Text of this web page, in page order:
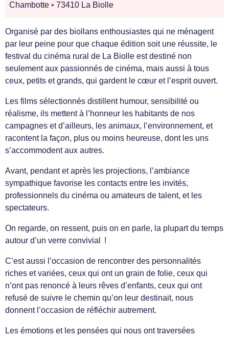
Chambotte • 73410 La Biolle
Organisé par des biollans enthousiastes qui ne ménagent
par leur peine pour que chaque édition soit une réussite, le
festival du cinéma rural de La Biolle est destiné non
seulement aux passionnés de cinéma, mais aussi à tous
ceux, petits et grands, qui gardent le cœur et l’esprit ouvert.
Les films sélectionnés distillent humour, sensibilité ou
réalisme, ils mettent à l’honneur les habitants de nos
campagnes et d’ailleurs, les animaux, l’environnement, et
racontent la façon, plus ou moins heureuse, dont les uns
s’accommodent aux autres.
Avant, pendant et après les projections, l’ambiance
sympathique favorise les contacts entre les invités,
professionnels du cinéma ou amateurs de talent, et les
spectateurs.
On regarde, on ressent, puis on en parle, la plupart du temps
autour d’un verre convivial !
C’est aussi l’occasion de rencontrer des personnalités
riches et variées, ceux qui ont un grain de folie, ceux qui
n’ont pas renoncé à leurs rêves d’enfants, ceux qui ont
refusé de suivre le chemin qu’on leur destinait, nous
donnent l’occasion de réfléchir autrement.
Les émotions et les pensées qui nous ont traversées